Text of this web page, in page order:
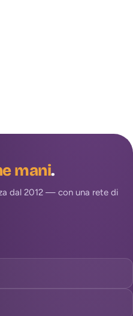
mani.
dal 2012 — con una rete di